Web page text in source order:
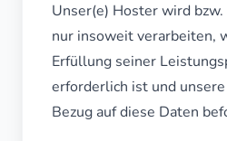
Unser(e) Hoster wird
nur insoweit verarbeiten,
Erfüllung seiner
erforderlich ist und
Bezug auf diese Daten